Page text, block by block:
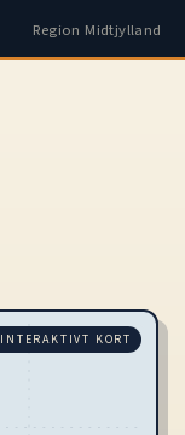
Region Midtjylland
KORT